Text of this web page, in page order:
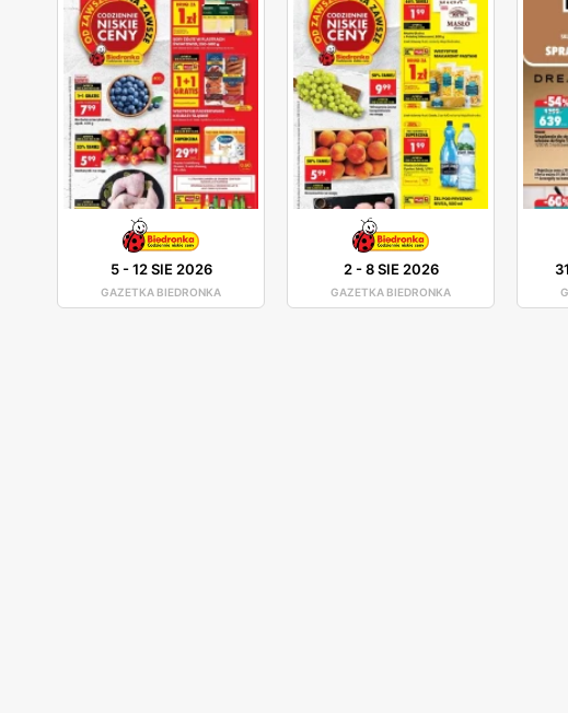
Sklepy są zlokalizowane zarówno w dużych miastach, jak i
jakość obsługi oraz komfort zakupów, co przekłada się na
nieustannie dostosowuje swoją ofertę do potrzeb klientów,
cenową. To miejsce, gdzie zakupy stają się przyjemnością,
5-12 SIE 2026
GAZETKA BIEDRONKA
2-8 SIE 2026
GAZETKA BIEDRONKA